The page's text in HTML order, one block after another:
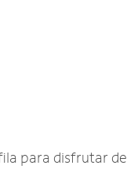
para disfrutar